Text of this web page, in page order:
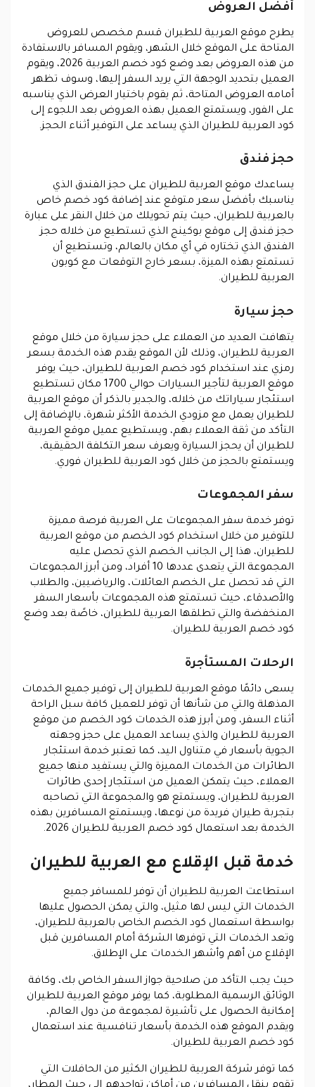
أفضل العروض
يطرح موقع العربية للطيران قسم مخصص للعروض
المتاحة على الموقع خلال الشهر، ويقوم المسافر بالاستفادة
من هذه العروض بعد وضع كود خصم العربية 2026، ويقوم
العميل بتحديد الوجهة التي يريد السفر إليها، وسوف تظهر
أمامه العروض المتاحة، ثم يقوم باختيار العرض الذي يناسبه
على الفور، ويستمتع العميل بهذه العروض بعد اللجوء إلى
كود العربية للطيران الذي يساعد على التوفير أثناء الحجز.
حجز فندق
يساعدك موقع العربية للطيران على حجز الفندق الذي
يناسبك بأفضل سعر متوقع عند إضافة كود خصم خاص
بالعربية للطيران، حيث يتم تحويلك من خلال النقر على عبارة
حجز فندق إلى موقع بوكينج الذي تستطيع من خلاله حجز
الفندق الذي تختاره في أي مكان بالعالم، وتستطيع أن
تستمتع بهذه الميزة، بسعر خارج التوقعات مع كوبون
العربية للطيران.
حجز سيارة
يتهافت العديد من العملاء على حجز سيارة من خلال موقع
العربية للطيران، وذلك لأن الموقع يقدم هذه الخدمة بسعر
رمزي عند استخدام كود خصم العربية للطيران، حيث يوفر
موقع العربية لتأجير السيارات حوالي 1700 مكان تستطيع
استئجار سياراتك من خلاله، والجدير بالذكر أن موقع العربية
للطيران يعمل مع مزودي الخدمة الأكثر شهرة، بالإضافة إلى
التأكد من ثقة العملاء بهم، ويستطيع عميل موقع العربية
للطيران أن يحجز السيارة ويعرف سعر التكلفة الحقيقية،
ويستمتع بالحجز من خلال كود العربية للطيران فوري.
سفر المجموعات
توفر خدمة سفر المجموعات على العربية فرصة مميزة
للتوفير من خلال استخدام كود الخصم من موقع العربية
للطيران، هذا إلى الجانب الخصم الذي تحصل عليه
المجموعة التي يتعدى عددها 10 أفراد، ومن أبرز المجموعات
التي قد تحصل على الخصم العائلات، والرياضيين، والطلاب
والأصدقاء، حيث تستمتع هذه المجموعات بأسعار السفر
المنخفضة والتي تطلقها العربية للطيران، خاصًة بعد وضع
كود خصم العربية للطيران.
الرحلات المستأجرة
يسعى دائمًا موقع العربية للطيران إلى توفير جميع الخدمات
المذهلة والتي من شأنها أن توفر للعميل كافة سبل الراحة
أثناء السفر، ومن أبرز هذه الخدمات كود الخصم من موقع
العربية للطيران والذي يساعد العميل على حجز وجهته
الجوية بأسعار في متناول اليد، كما تعتبر خدمة استئجار
الطائرات من الخدمات المميزة والتي يستفيد منها جميع
العملاء، حيث يتمكن العميل من استئجار إحدى طائرات
العربية للطيران، ويستمتع هو والمجموعة التي تصاحبه
بتجربة طيران فريدة من نوعها، ويستمتع المسافرين بهذه
الخدمة بعد استعمال كود خصم العربية للطيران 2026.
خدمة قبل الإقلاع مع العربية للطيران
استطاعت العربية للطيران أن توفر للمسافر جميع
الخدمات التي ليس لها مثيل، والتي يمكن الحصول عليها
بواسطة استعمال كود الخصم الخاص بالعربية للطيران،
وتعد الخدمات التي توفرها الشركة أمام المسافرين قبل
الإقلاع من أهم وأشهر الخدمات على الإطلاق.
حيث يجب التأكد من صلاحية جواز السفر الخاص بك، وكافة
الوثائق الرسمية المطلوبة، كما يوفر موقع العربية للطيران
إمكانية الحصول على تأشيرة لمجموعة من دول العالم،
ويقدم الموقع هذه الخدمة بأسعار تنافسية عند استعمال
كود خصم العربية للطيران.
كما توفر شركة العربية للطيران الكثير من الحافلات التي